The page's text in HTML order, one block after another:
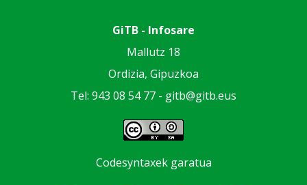
GiTB - Infosare
Mallutz 18
Ordizia, Gipuzkoa
Tel: 943 08 54 77 - gitb@gitb.eus
Codesyntaxek garatua